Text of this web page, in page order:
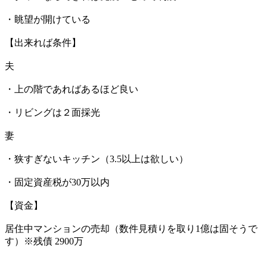
・眺望が開けている
【出来れば条件】
夫
・上の階であればあるほど良い
・リビングは２面採光
妻
・狭すぎないキッチン（3.5以上は欲しい）
・固定資産税が30万以内
【資金】
居住中マンションの売却（数件見積りを取り1億は固そうで
す）※残債 2900万